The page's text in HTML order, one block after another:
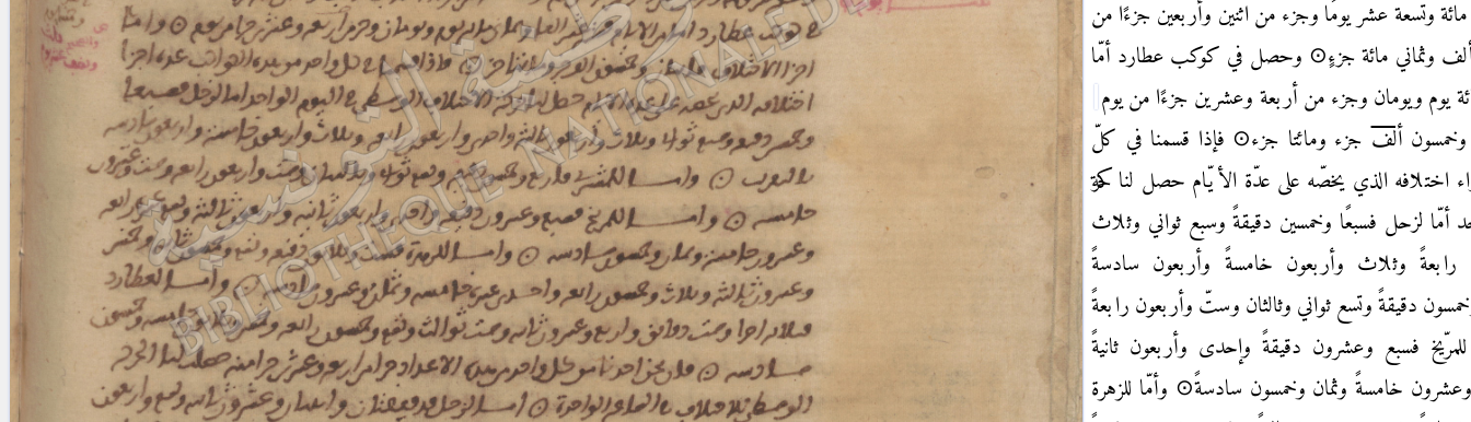
Latin Manuscripts
Latin Early Prints
Images
Texts
betaGlossary
Resources
Licenses·FAQ·Contact·
Impressum·Privacy· 2013
Print 🖨
وتسعة عشر يومًا وجزء من اثنين وأربعين جزءًا من
وثماني مائة جزءٍ⊙ وحصل في كوكب عطارد أمّا
يوم ويومان وجزء من أربعة وعشرين جزءًا من يوم
وخمسون ألف جزء ومائتا جزء⊙ فإذا قسمنا في كلّ
اختلافه الذي يخصّه على عدّة الأيّام حصل لنا حركة
أمّا لزحل فسبعًا وخمسين دقيقةً وسبع ثواني وثلاث
رابعةً وثلاث وأربعون خامسةً وأربعون سادسةً
دقيقةً وتسع ثواني وثالثان وستّ وأربعون رابعةً
فسبع وعشرون دقيقةً وإحدى وأربعون ثانيةً
خامسةً وثمان وخمسون سادسةً⊙ وأمّا للزهرة